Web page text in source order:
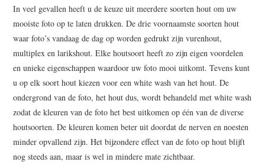
In veel gevallen heeft u de keuze uit meerdere soorten hout om uw
mooiste foto op te laten drukken. De drie voornaamste soorten hout
waar foto’s vandaag de dag op worden gedrukt zijn vurenhout,
multiplex en larikshout. Elke houtsoort heeft zo zijn eigen voordelen
en unieke eigenschappen waardoor uw foto mooi uitkomt. Tevens kunt
u op elk soort hout kiezen voor een white wash van het hout. De
ondergrond van de foto, het hout dus, wordt behandeld met white wash
zodat de kleuren van de foto het best uitkomen op één van de diverse
houtsoorten. De kleuren komen beter uit doordat de nerven en noesten
minder opvallend zijn. Het bijzondere effect van de foto op hout blijft
nog steeds aan, maar is wel in mindere mate zichtbaar.